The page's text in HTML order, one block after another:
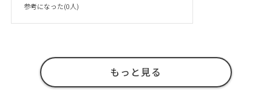
参考になった(0人)
もっと見る